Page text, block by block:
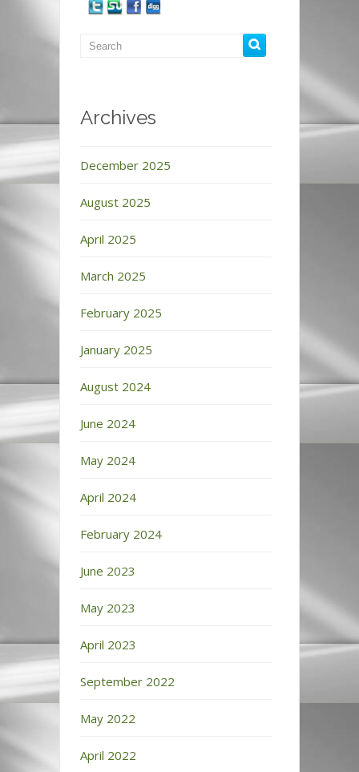
Archives
December 2025
August 2025
April 2025
March 2025
February 2025
January 2025
August 2024
June 2024
May 2024
April 2024
February 2024
June 2023
May 2023
April 2023
September 2022
May 2022
April 2022